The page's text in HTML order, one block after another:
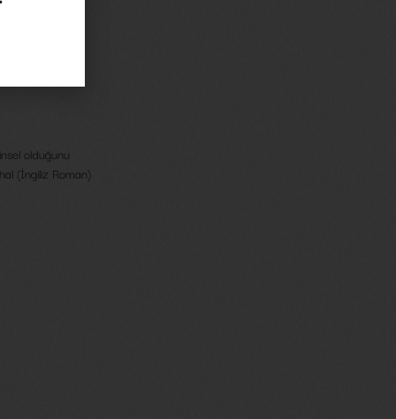
olduğunu
(İngiliz Roman)